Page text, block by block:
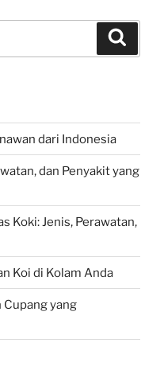
dari Indonesia
dan Penyakit yang
Koki: Jenis, Perawatan,
Koi di Kolam Anda
Cupang yang